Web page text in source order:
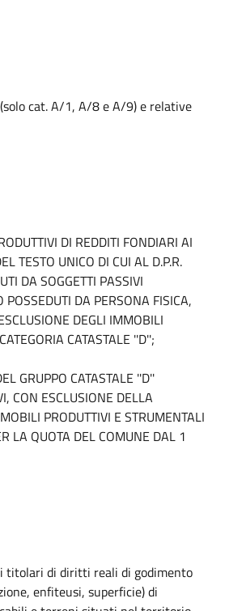
cat. A/1, A/8 e A/9) e relative
DI REDDITI FONDIARI AI
TESTO UNICO DI CUI AL D.P.R.
DA SOGGETTI PASSIVI
POSSEDUTI DA PERSONA FISICA,
DEGLI IMMOBILI
CATASTALE ''D'';
GRUPPO CATASTALE ''D''
CON ESCLUSIONE DELLA
PRODUTTIVI E STRUMENTALI
LA QUOTA DEL COMUNE DAL 1
titolari di diritti reali di godimento
enfiteusi, superficie) di